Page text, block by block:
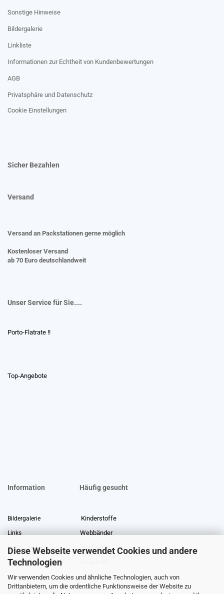
Diese Webseite verwendet Cookies und andere
Technologien
Wir verwenden Cookies und ähnliche Technologien, auch von
Drittanbietern, um die ordentliche Funktionsweise der Website zu
Sonstige Hinweise
Bildergalerie
Linkliste
Informationen zur Echtheit von Kundenbewertungen
AGB
Privatsphäre und Datenschutz
Cookie Einstellungen
Sicher Bezahlen
Versand
Versand an Packstationen gerne möglich
Kostenloser Versand
ab 70 Euro deutschlandweit
Unser Service für Sie....
Porto-Flatrate !!
Top-Angebote
Information Häufig gesucht
Bildergalerie Kinderstoffe
Links Webbänder
Stoffe Lexikon Stoffreste
Über uns
Gewerberabatt Meterware
Stoffe auf Rechnung